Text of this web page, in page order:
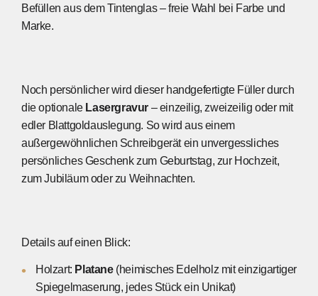
Befüllen aus dem Tintenglas – freie Wahl bei Farbe und
Marke.
Noch persönlicher wird dieser handgefertigte Füller durch
die optionale Lasergravur – einzeilig, zweizeilig oder mit
edler Blattgoldauslegung. So wird aus einem
außergewöhnlichen Schreibgerät ein unvergessliches
persönliches Geschenk zum Geburtstag, zur Hochzeit,
zum Jubiläum oder zu Weihnachten.
Details auf einen Blick:
Holzart: Platane(heimisches Edelholz mit einzigartiger
Spiegelmaserung, jedes Stück ein Unikat)